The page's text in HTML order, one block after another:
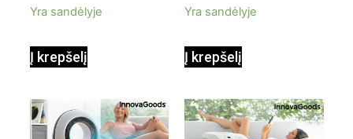
0,35 L 3 Bar
1000W
Yra sandėlyje
Į krepšelį
Shiatsu
Yra sandėlyje
Į krepšelį